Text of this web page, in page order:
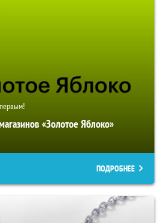
«Золотое Яблоко»
ПОДРОБНЕЕ